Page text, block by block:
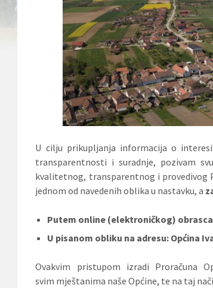
U cilju prikupljanja informacija o
transparentnosti i suradnje, pozivam
kvalitetnog, transparentnog i provedivog
jednom od navedenih oblika u nastavku, a
Putem online (elektroničkog) obrasca
U pisanom obliku na adresu: Općina
Ovakvim pristupom izradi Proračuna
svim mještanima naše Općine, te na taj